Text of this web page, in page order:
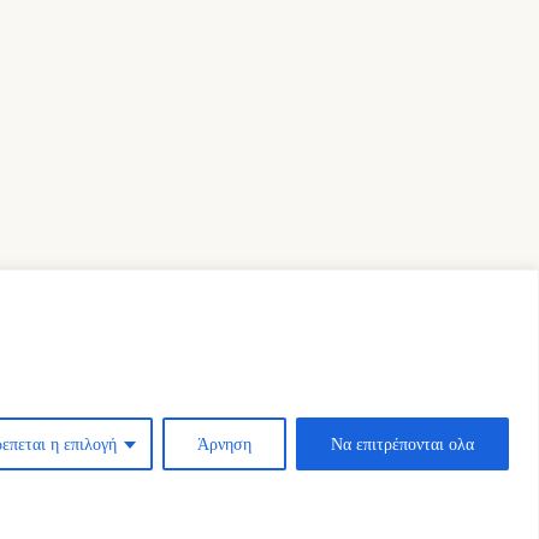
η επιλογή Άρνηση Να επιτρέπονται ολα